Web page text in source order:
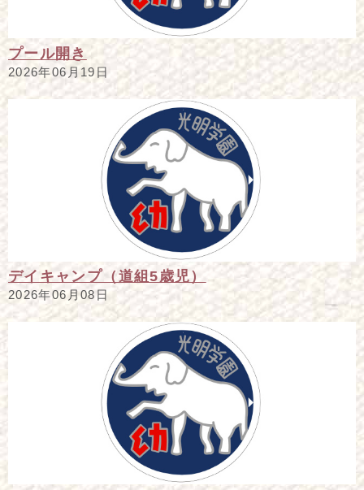
プール開き
2026年06月19日
デイキャンプ（道組5歳児）
2026年06月08日